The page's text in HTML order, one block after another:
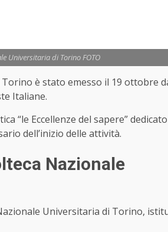
Universitaria di Torino FOTO
è stato emesso il 19 ottobre
Italiane.
“le Eccellenze del sapere”
dell’inizio delle attività.
Nazionale
Universitaria di Torino,